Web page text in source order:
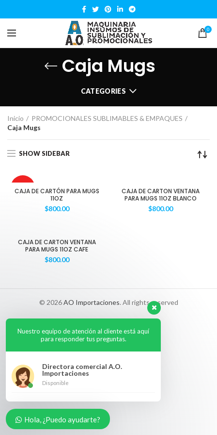
0
Caja Mugs
CATEGORIES
Inicio
PROMOCIONALES SUBLIMABLES & EMPAQUES
Caja Mugs
SHOW SIDEBAR
O
CAJA DE CARTÓN PARA MUGS
11OZ
$800.00
CAJA DE CARTON VENTANA
PARA MUGS 11OZ BLANCO
$800.00
CAJA DE CARTON VENTANA
PARA MUGS 11OZ CAFE
$800.00
© 2026AO Importaciones. All rights reserved
Nuestro equipo de atención al cliente está aquí
para responder tus preguntas.
Directora comercial A.O.
Importaciones
Disponible
Hola, ¿Puedo ayudarte?